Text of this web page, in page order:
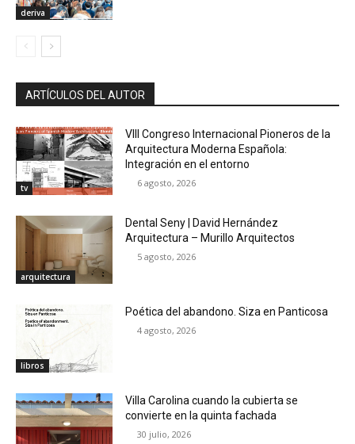
deriva
ARTÍCULOS DEL AUTOR
tv
VIII Congreso Internacional Pioneros de la
Arquitectura Moderna Española:
Integración en el entorno
6 agosto, 2026
arquitectura
Dental Seny | David Hernández
Arquitectura – Murillo Arquitectos
5 agosto, 2026
libros
Poética del abandono. Siza en Panticosa
4 agosto, 2026
Villa Carolina cuando la cubierta se
convierte en la quinta fachada
30 julio, 2026